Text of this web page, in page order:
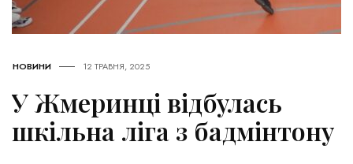
НОВИНИ 12 ТРАВНЯ, 2025
У Жмеринці відбулась
шкільна ліга з бадмінтону